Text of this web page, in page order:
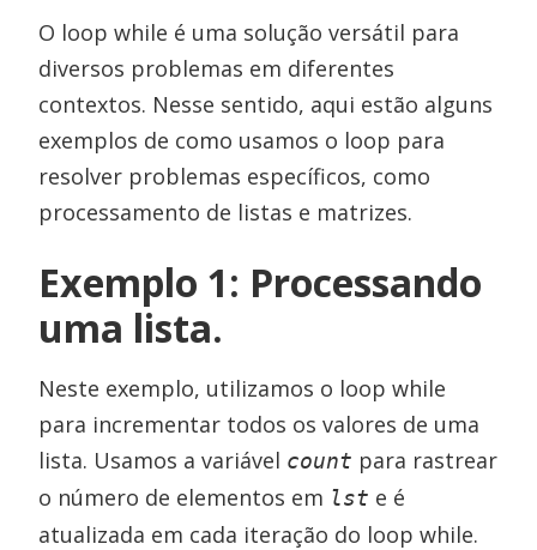
O loop while é uma solução versátil para
diversos problemas em diferentes
contextos. Nesse sentido, aqui estão alguns
exemplos de como usamos o loop para
resolver problemas específicos, como
processamento de listas e matrizes.
Exemplo 1: Processando
uma lista.
Neste exemplo, utilizamos o loop while
para incrementar todos os valores de uma
lista. Usamos a variável count para rastrear
o número de elementos em lst e é
atualizada em cada iteração do loop while.